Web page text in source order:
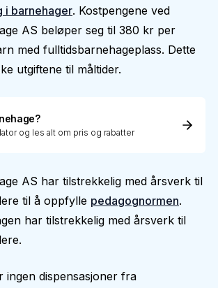
i barnehager. Kostpengene ved
AS beløper seg til 380 kr per
med fulltidsbarnehageplass. Dette
utgiftene til måltider.
og les alt om pris og rabatter
AS har tilstrekkelig med årsverk til
til å oppfylle pedagognormen.
har tilstrekkelig med årsverk til
ingen dispensasjoner fra